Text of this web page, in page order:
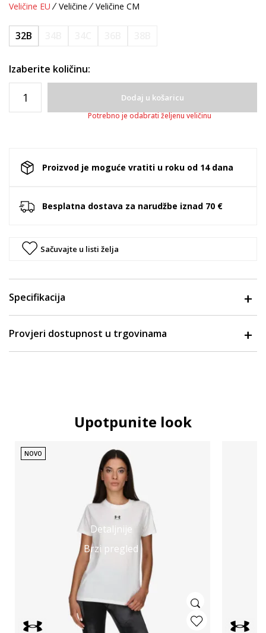
Veličine EU Veličine Veličine CM
32B
Izaberite količinu:
Dodaj u košaricu
Potrebno je odabrati željenu veličinu
Proizvod je moguće vratiti u roku od 14 dana
Besplatna dostava za narudžbe iznad 70 €
Sačuvajte u listi želja
Specifikacija
Provjeri dostupnost u trgovinama
Upotpunite look
Detaljnije
Brzi pregled
NOVO